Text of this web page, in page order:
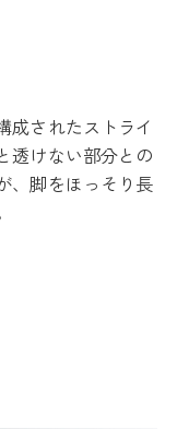
成されたストライ
透けない部分との
、脚をほっそり長